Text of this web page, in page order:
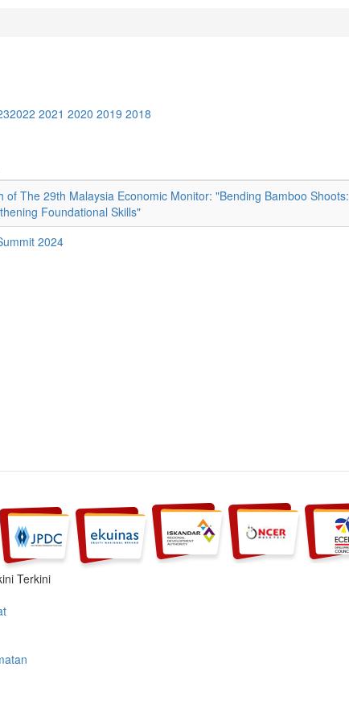
2022 2021 2020 2019 2018
of The 29th Malaysia Economic Monitor: "Bending Bamboo Shoots:
Foundational Skills"
2024
Terkini